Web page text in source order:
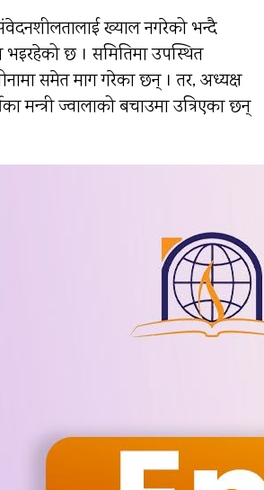
संवेदनशीलतालाई ख्याल नगरेको भन्दै
भइरहेको छ । समितिमा उपस्थित
समेत माग गरेका छन् । तर, अध्यक्ष
मन्त्री ज्वालाको बचाउमा उत्रिएका छन्